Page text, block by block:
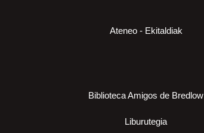
Ateneo - Ekitaldiak
Biblioteca Amigos de Bredlow
Liburutegia